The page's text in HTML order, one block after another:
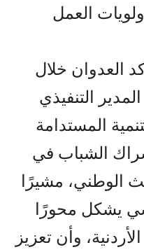
العمل
العدوان خلال
التنفيذي
المستدامة
الشباب في
الوطني، مشيرًا
يشكل محورًا
وأن تعزيز